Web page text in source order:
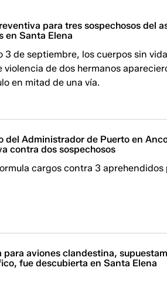
para tres sospechosos del
en Santa Elena
3 de septiembre, los cuerpos sin
violencia de dos hermanos
en mitad de una vía.
del Administrador de Puerto en
contra dos sospechosos
cargos contra 3 aprehendidos
para aviones clandestina,
fue descubierta en Santa Elena